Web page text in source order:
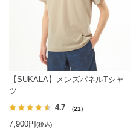
【SUKALA】メンズパネルTシャ
ツ
4.7 （21）
7,900円(税込)